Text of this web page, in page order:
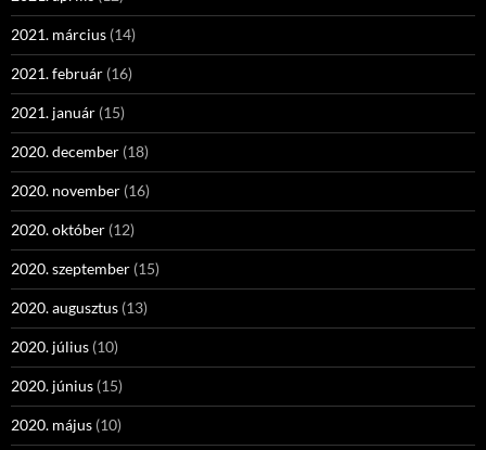
2021. március (14)
2021. február (16)
2021. január (15)
2020. december (18)
2020. november (16)
2020. október (12)
2020. szeptember (15)
2020. augusztus (13)
2020. július (10)
2020. június (15)
2020. május (10)